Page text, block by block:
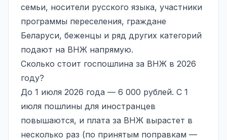
семьи, носители русского языка, участники
программы переселения, граждане
Беларуси, беженцы и ряд других категорий
подают на ВНЖ напрямую.
Сколько стоит госпошлина за ВНЖ в 2026
году?
До 1 июля 2026 года — 6 000 рублей. С 1
июля пошлины для иностранцев
повышаются, и плата за ВНЖ вырастет в
несколько раз (по принятым поправкам —